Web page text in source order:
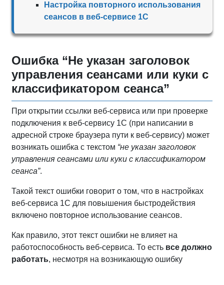
Настройка повторного использования
сеансов в веб-сервисе 1С
Ошибка “Не указан заголовок
управления сеансами или куки с
классификатором сеанса”
При открытии ссылки веб-сервиса или при проверке
подключения к веб-сервису 1С (при написании в
адресной строке браузера пути к веб-сервису) может
возникать ошибка с текстом “не указан заголовок
управления сеансами или куки с классификатором
сеанса”.
Такой текст ошибки говорит о том, что в настройках
веб-сервиса 1С для повышения быстродействия
включено повторное использование сеансов.
Как правило, этот текст ошибки не влияет на
работоспособность веб-сервиса. То есть все должно
работать, несмотря на возникающую ошибку